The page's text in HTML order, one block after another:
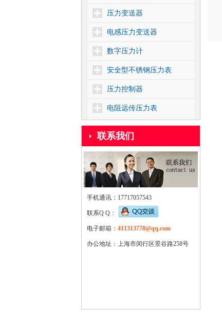
压力变送器
电感压力变送器
数字压力计
安全型不锈钢压力表
压力控制器
电阻远传压力表
上海远东仪表厂
压力控制器
差压控制器
温度控制器
核电1E级压力控制器
密度控制器
联系我们
手机通讯：17717057543
联系Q Q：
电子邮箱： 411313778@qq.com
办公地址：上海市闵行区景谷路258号